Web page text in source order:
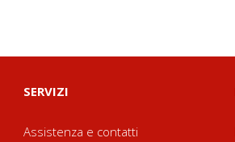
SERVIZI
Assistenza e contatti